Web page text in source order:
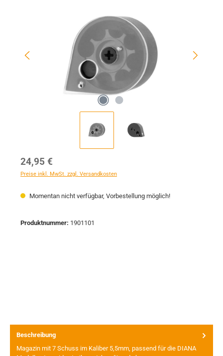
Regulärer Preis:
24,95 €
Preise inkl. MwSt. zzgl. Versandkosten
Momentan nicht verfügbar, Vorbestellung möglich!
Produktnummer: 1901101
Beschreibung
Magazin mit 7 Schuss im Kaliber 5,5mm, passend für die DIANA